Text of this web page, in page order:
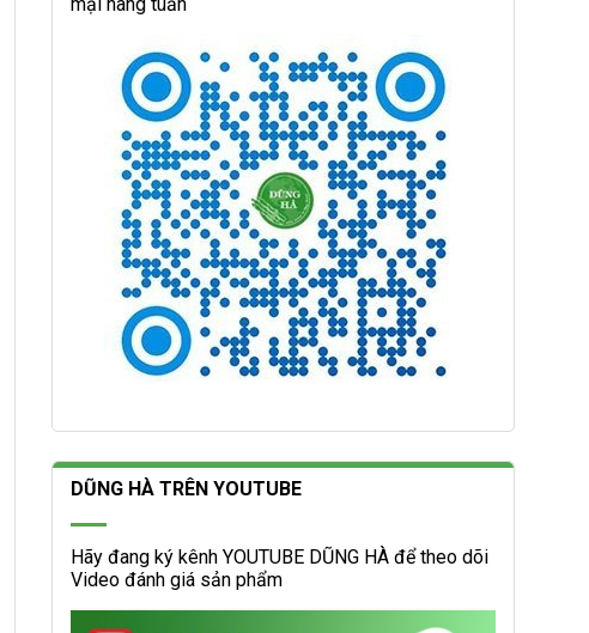
DŨNG HÀ TRÊN YOUTUBE
Hãy đang ký kênh YOUTUBE DŨNG HÀ để theo dõi
Video đánh giá sản phẩm